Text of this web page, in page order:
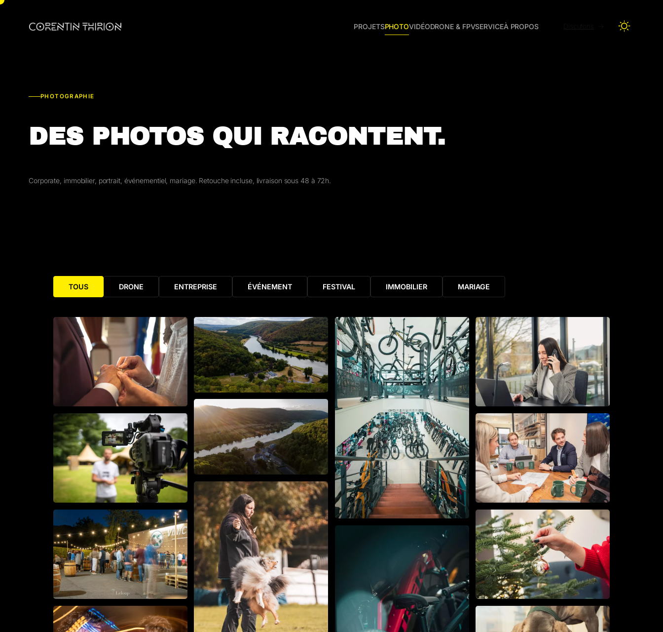
PROJETSPHOTOVIDÉODRONE & FPVSERVICEÀ PROPOS
PHOTOGRAPHIE
DES PHOTOS QUI RACONTENT.
Corporate, immobilier, portrait, événementiel, mariage. Retouche incluse, livraison sous 48 à 72h.
TOUS DRONE ENTREPRISE ÉVÉNEMENT FESTIVAL IMMOBILIER MARIAGE